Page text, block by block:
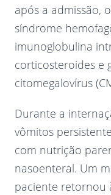
após a admissão,
síndrome
imunoglobulina
corticosteroides e
citomegalovírus
Durante a
vômitos
com nutrição
nasoenteral. Um
paciente retornou